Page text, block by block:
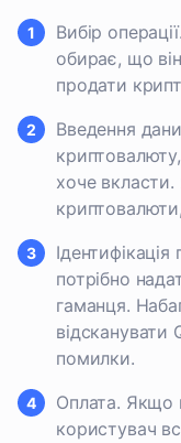
Вибір
обирає, що
продати
Введення
хоче
потрібно
гаманця.
відсканувати
помилки.
Оплата. Якщо
користувач